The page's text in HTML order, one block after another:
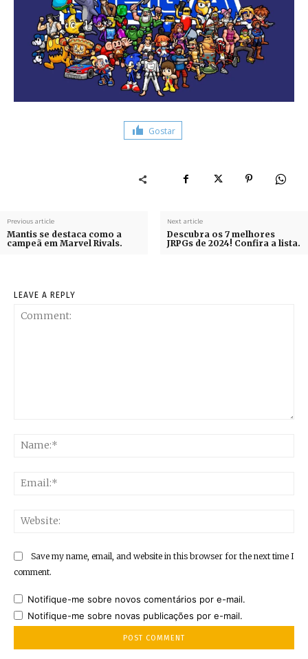
Gostar
Previous article
Mantis se destaca como a
campeã em Marvel Rivals.
Next article
Descubra os 7 melhores
JRPGs de 2024! Confira a lista.
LEAVE A REPLY
Save my name, email, and website in this browser for the next time I
comment.
Notifique-me sobre novos comentários por e-mail.
Notifique-me sobre novas publicações por e-mail.